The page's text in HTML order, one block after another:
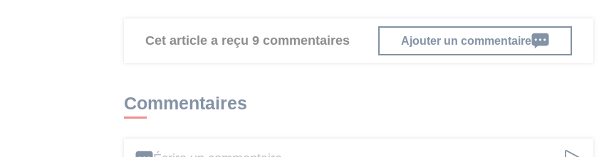
Cet article a reçu 9 commentaires Ajouter un commentaire
Commentaires